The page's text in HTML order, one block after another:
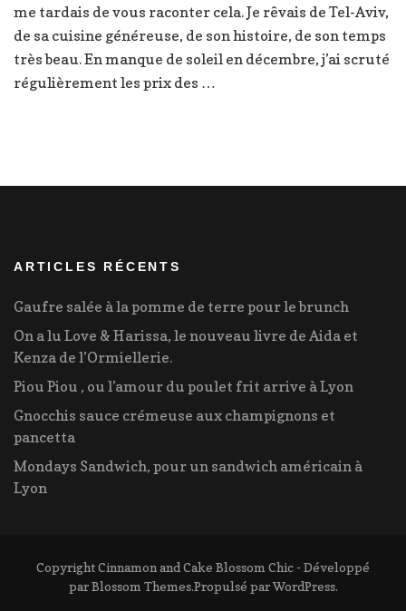
–
Jerusalem,
semaine
me tardais de vous raconter cela. Je rêvais de Tel-Aviv,
de sa cuisine généreuse, de son histoire, de son temps
très beau. En manque de soleil en décembre, j’ai scruté
régulièrement les prix des …
ARTICLES RÉCENTS
Gaufre salée à la pomme de terre pour le brunch
On a lu Love & Harissa, le nouveau livre de Aida et
Kenza de l’Ormiellerie.
Piou Piou , ou l’amour du poulet frit arrive à Lyon
Gnocchis sauce crémeuse aux champignons et
pancetta
Mondays Sandwich, pour un sandwich américain à
Lyon
Copyright Cinnamon and Cake Blossom Chic - Développé
parBlossom Themes.Propulsé parWordPress.